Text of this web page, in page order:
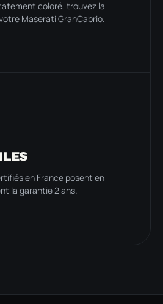
coloré, trouvez la
Maserati GranCabrio.
en France posent en
la garantie 2 ans.